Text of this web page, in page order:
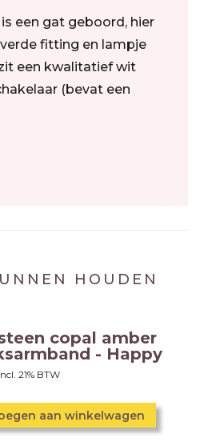
een gat geboord, hier
fitting en lampje
een kwalitatief wit
(bevat een
HOUDEN
copal amber
- Happy
21% BTW
aan winkelwagen